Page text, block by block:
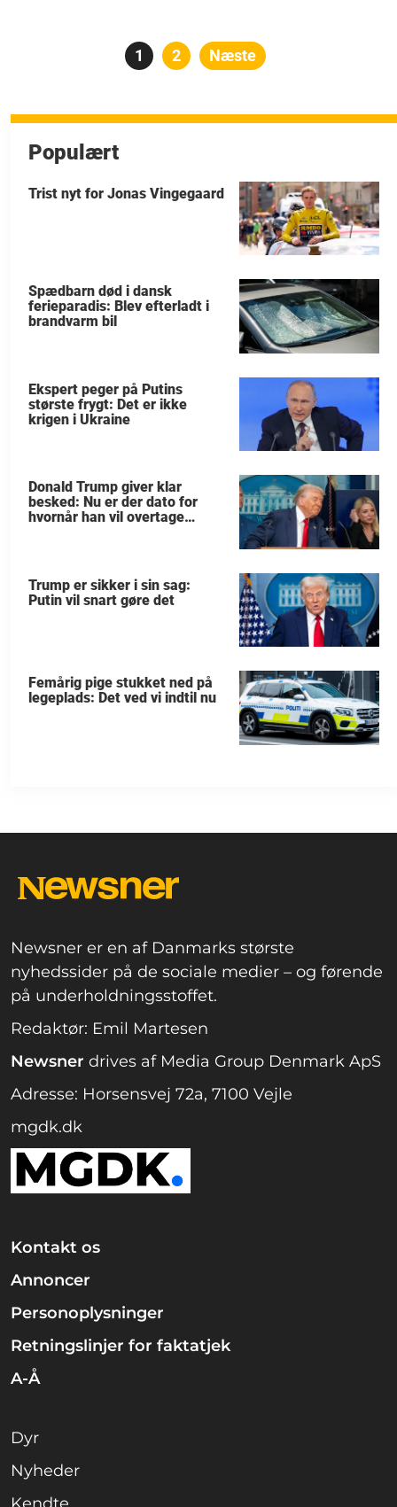
Indlægsinddeling
Side
1 Side
2 Næste
Populært
Trist nyt for Jonas Vingegaard
Spædbarn død i dansk
ferieparadis: Blev efterladt i
brandvarm bil
Ekspert peger på Putins
største frygt: Det er ikke
krigen i Ukraine
Donald Trump giver klar
besked: Nu er der dato for
hvornår han vil overtage
Trump er sikker i sin sag:
Putin vil snart gøre det
Femårig pige stukket ned på
legeplads: Det ved vi indtil nu
Newsner er en af Danmarks største
nyhedssider på de sociale medier – og førende
på underholdningsstoffet.
Redaktør: Emil Martesen
Newsner drives af Media Group Denmark ApS
Adresse: Horsensvej 72a, 7100 Vejle
mgdk.dk
Kontakt os
Annoncer
Personoplysninger
Retningslinjer for faktatjek
A-Å
Dyr
Nyheder